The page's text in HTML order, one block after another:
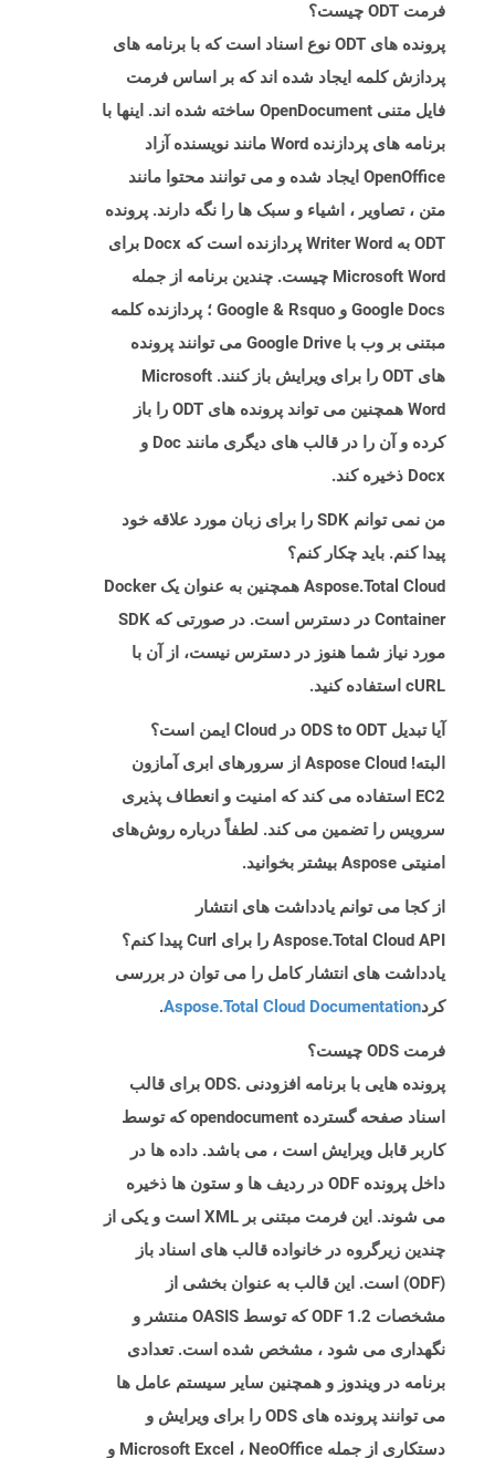
فرمت ODT چیست؟
پرونده های ODT نوع اسناد است که با برنامه های
پردازش کلمه ایجاد شده اند که بر اساس فرمت
فایل متنی OpenDocument ساخته شده اند. اینها با
برنامه های پردازنده Word مانند نویسنده آزاد
OpenOffice ایجاد شده و می توانند محتوا مانند
متن ، تصاویر ، اشیاء و سبک ها را نگه دارند. پرونده
ODT به Writer Word پردازنده است که Docx برای
Microsoft Word چیست. چندین برنامه از جمله
Google Docs و Google & Rsquo ؛ پردازنده کلمه
مبتنی بر وب با Google Drive می توانند پرونده
های ODT را برای ویرایش باز کنند. Microsoft
Word همچنین می تواند پرونده های ODT را باز
کرده و آن را در قالب های دیگری مانند Doc و
Docx ذخیره کند.
من نمی توانم SDK را برای زبان مورد علاقه خود
پیدا کنم. باید چکار کنم؟
Aspose.Total Cloud همچنین به عنوان یک Docker
Container در دسترس است. در صورتی که SDK
مورد نیاز شما هنوز در دسترس نیست، از آن با
cURL استفاده کنید.
آیا تبدیل ODS to ODT در Cloud ایمن است؟
البته! Aspose Cloud از سرورهای ابری آمازون
EC2 استفاده می کند که امنیت و انعطاف پذیری
سرویس را تضمین می کند. لطفاً درباره روش‌های
امنیتی Aspose بیشتر بخوانید.
از کجا می توانم یادداشت های انتشار
Aspose.Total Cloud API را برای Curl پیدا کنم؟
یادداشت های انتشار کامل را می توان در بررسی
کردAspose.Total Cloud Documentation
.
فرمت ODS چیست؟
پرونده هایی با برنامه افزودنی .ODS برای قالب
اسناد صفحه گسترده opendocument که توسط
کاربر قابل ویرایش است ، می باشد. داده ها در
داخل پرونده ODF در ردیف ها و ستون ها ذخیره
می شوند. این فرمت مبتنی بر XML است و یکی از
چندین زیرگروه در خانواده قالب های اسناد باز
(ODF) است. این قالب به عنوان بخشی از
مشخصات ODF 1.2 که توسط OASIS منتشر و
نگهداری می شود ، مشخص شده است. تعدادی
برنامه در ویندوز و همچنین سایر سیستم عامل ها
می توانند پرونده های ODS را برای ویرایش و
دستکاری از جمله Microsoft Excel ، NeoOffice و